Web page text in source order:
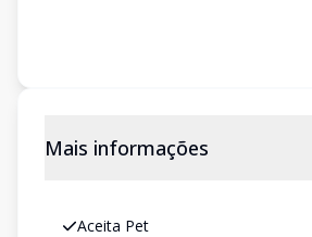
Mais informações
Aceita Pet